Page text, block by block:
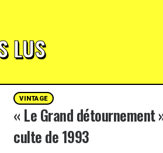
LUS
VINTAGE
« Le Grand détournement
culte de 1993